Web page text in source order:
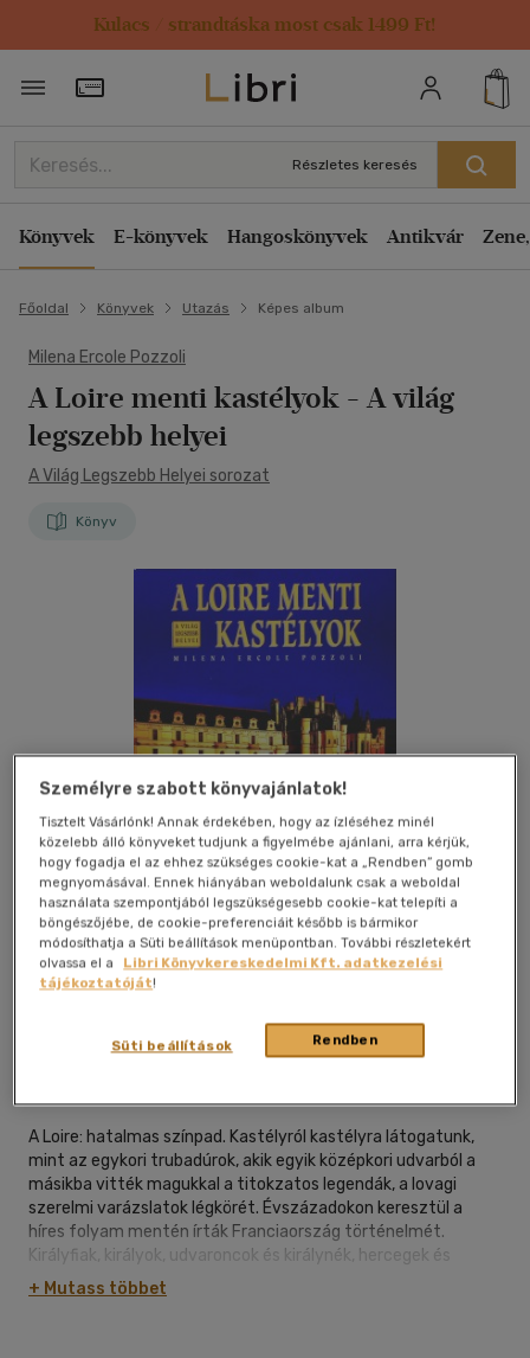
Kulacs / strandtáska most csak 1499 Ft!
Törzsvásárlói Kártya adatai
Részletes keresés
Könyvek E-könyvek Hangoskönyvek Antikvár
Főoldal Könyvek Utazás Képes album
Milena Ercole Pozzoli
A Loire menti kastélyok - A világ
legszebb helyei
A Világ Legszebb Helyei sorozat
Könyv
Kívánságlistához adom Megosztom
magyar nyelvű|keménytábla,
A Loire: hatalmas színpad. Kastélyról kastélyra látogatunk,
mint az egykori trubadúrok, akik egyik középkori udvarból a
másikba vitték magukkal a titokzatos legendák, a lovagi
szerelmi varázslatok légkörét. Évszázadokon keresztül a
híres folyam mentén írták Franciaország történelmét.
Királyfiak, királyok, udvaroncok és királynék, hercegek és
kegyencnők lakták a fejedelmi építményeket. Láthatatlan
kezek fonják a megelevenítő emlékezés szálait: mintha ma is
+ Mutass többet
Személyre szabott könyvajánlatok!
Tisztelt Vásárlónk! Annak érdekében, hogy az ízléséhez minél
közelebb álló könyveket tudjunk a figyelmébe ajánlani, arra kérjük,
hogy fogadja el az ehhez szükséges cookie-kat a „Rendben” gomb
megnyomásával. Ennek hiányában weboldalunk csak a weboldal
használata szempontjából legszükségesebb cookie-kat telepíti a
böngészőjébe, de cookie-preferenciáit később is bármikor
módosíthatja a Süti beállítások menüpontban. További részletekért
olvassa el a
Libri Könyvkereskedelmi Kft. adatkezelési
tájékoztatóját!
Rendben
Süti beállítások